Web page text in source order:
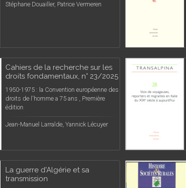
Stéphane Douailler, Patrice Vermeren
Cahiers de la recherche sur les
droits fondamentaux, n° 23/2025
1950-1975 : la Convention européenne des
droits de l'homme a 75 ans , Première
édition
Jean-Manuel Larralde, Yannick Lécuyer
La guerre d'Algérie et sa
transmission